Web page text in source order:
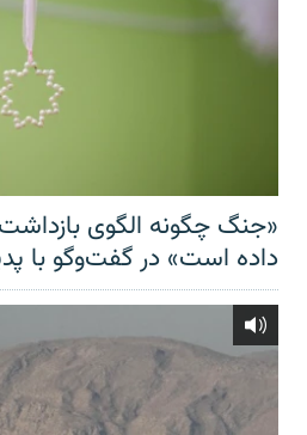
«جنگ چگونه الگوی بازداشت
داده است» در گفت‌وگو با